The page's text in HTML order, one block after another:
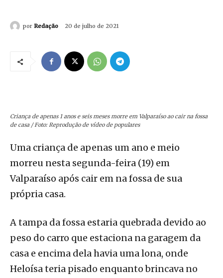
por Redação 20 de julho de 2021
Criança de apenas 1 anos e seis meses morre em Valparaíso ao cair na fossa
de casa / Foto: Reprodução de vídeo de populares
Uma criança de apenas um ano e meio
morreu nesta segunda-feira (19) em
Valparaíso após cair em na fossa de sua
própria casa.
A tampa da fossa estaria quebrada devido ao
peso do carro que estaciona na garagem da
casa e encima dela havia uma lona, onde
Heloísa teria pisado enquanto brincava no